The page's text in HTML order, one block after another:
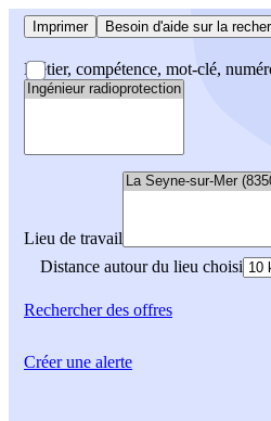
Imprimer Besoin d'aide sur la
Métier, compétence, mot-clé,
Lieu de travail
Distance autour du lieu choisi
Rechercherdes offres
Créer une alerte